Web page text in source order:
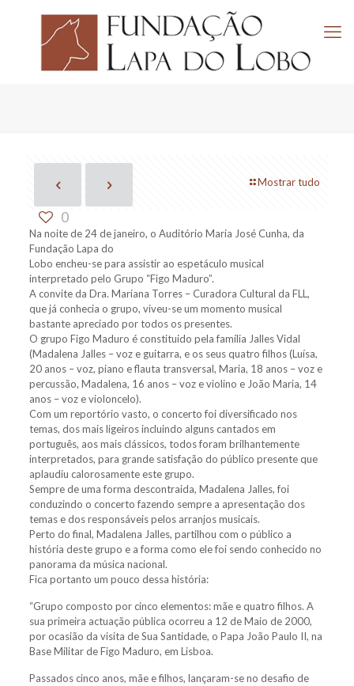
Mostrar tudo
0
Na noite de 24 de janeiro, o Auditório Maria José Cunha, da
Fundação Lapa do
Lobo encheu-se para assistir ao espetáculo musical
interpretado pelo Grupo “Figo Maduro”.
A convite da Dra. Mariana Torres – Curadora Cultural da FLL,
que já conhecia o grupo, viveu-se um momento musical
bastante apreciado por todos os presentes.
O grupo Figo Maduro é constituido pela família Jalles Vidal
(Madalena Jalles – voz e guitarra, e os seus quatro filhos (Luísa,
20 anos – voz, piano e flauta transversal, Maria, 18 anos – voz e
percussão, Madalena, 16 anos – voz e violino e João Maria, 14
anos – voz e violoncelo).
Com um reportório vasto, o concerto foi diversificado nos
temas, dos mais ligeiros incluindo alguns cantados em
português, aos mais clássicos, todos foram brilhantemente
interpretados, para grande satisfação do público presente que
aplaudiu calorosamente este grupo.
Sempre de uma forma descontraida, Madalena Jalles, foi
conduzindo o concerto fazendo sempre a apresentação dos
temas e dos responsáveis pelos arranjos musicais.
Perto do final, Madalena Jalles, partilhou com o público a
história deste grupo e a forma como ele foi sendo conhecido no
panorama da música nacional.
Fica portanto um pouco dessa história:
“Grupo composto por cinco elementos: mãe e quatro filhos. A
sua primeira actuação pública ocorreu a 12 de Maio de 2000,
por ocasião da visita de Sua Santidade, o Papa João Paulo II, na
Base Militar de Figo Maduro, em Lisboa.
Passados cinco anos, mãe e filhos, lançaram-se no desafio de